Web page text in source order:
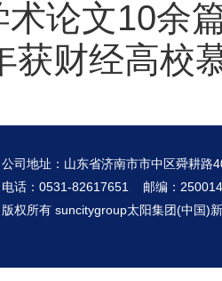
论文10余
获财经高校
公司地址：山东省济南市市中区舜耕路
电话：0531-82617651 邮编：250014
版权所有 suncitygroup太阳集团(中国)